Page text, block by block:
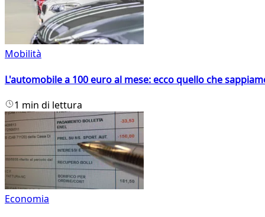
Mobilità
L'automobile a 100 euro al mese: ecco quello che
1 min di lettura
Economia